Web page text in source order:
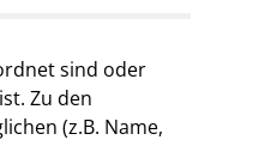
sind oder
Zu den
(z.B. Name,